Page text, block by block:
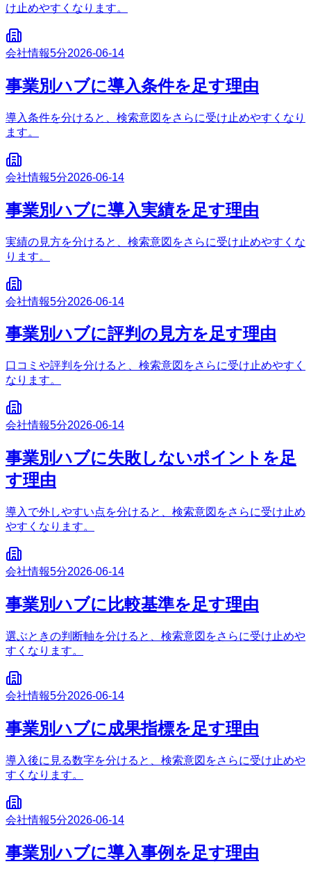
け止めやすくなります。
会社情報5分2026-06-14
事業別ハブに導入条件を足す理由
導入条件を分けると、検索意図をさらに受け止めやすくなり
ます。
会社情報5分2026-06-14
事業別ハブに導入実績を足す理由
実績の見方を分けると、検索意図をさらに受け止めやすくな
ります。
会社情報5分2026-06-14
事業別ハブに評判の見方を足す理由
口コミや評判を分けると、検索意図をさらに受け止めやすく
なります。
会社情報5分2026-06-14
事業別ハブに失敗しないポイントを足
す理由
導入で外しやすい点を分けると、検索意図をさらに受け止め
やすくなります。
会社情報5分2026-06-14
事業別ハブに比較基準を足す理由
選ぶときの判断軸を分けると、検索意図をさらに受け止めや
すくなります。
会社情報5分2026-06-14
事業別ハブに成果指標を足す理由
導入後に見る数字を分けると、検索意図をさらに受け止めや
すくなります。
会社情報5分2026-06-14
事業別ハブに導入事例を足す理由